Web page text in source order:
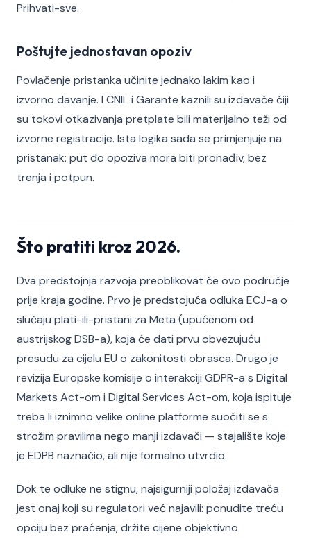
Prihvati-sve.
Poštujte jednostavan opoziv
Povlačenje pristanka učinite jednako lakim kao i
izvorno davanje. I CNIL i Garante kaznili su izdavače čiji
su tokovi otkazivanja pretplate bili materijalno teži od
izvorne registracije. Ista logika sada se primjenjuje na
pristanak: put do opoziva mora biti pronađiv, bez
trenja i potpun.
Što pratiti kroz 2026.
Dva predstojnja razvoja preoblikovat će ovo područje
prije kraja godine. Prvo je predstojuća odluka ECJ-a o
slučaju plati-ili-pristani za Meta (upućenom od
austrijskog DSB-a), koja će dati prvu obvezujuću
presudu za cijelu EU o zakonitosti obrasca. Drugo je
revizija Europske komisije o interakciji GDPR-a s Digital
Markets Act-om i Digital Services Act-om, koja ispituje
treba li iznimno velike online platforme suočiti se s
strožim pravilima nego manji izdavači — stajalište koje
je EDPB naznačio, ali nije formalno utvrdio.
Dok te odluke ne stignu, najsigurniji položaj izdavača
jest onaj koji su regulatori već najavili: ponudite treću
opciju bez praćenja, držite cijene objektivno